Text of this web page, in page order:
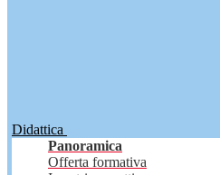
Didattica
Panoramica
Offerta formativa